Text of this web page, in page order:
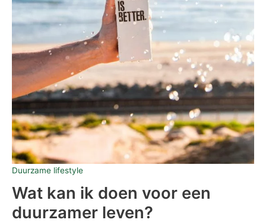
Duurzame lifestyle
Wat kan ik doen voor een
duurzamer leven?